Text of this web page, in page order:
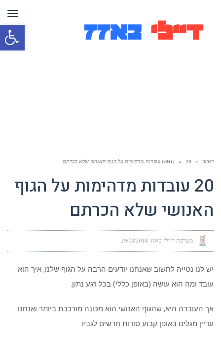
ראשי »
OMG » 20 עובדות מדהימות על הגוף האנושי שלא הכרתם
20 עובדות מדהימות על הגוף
האנושי שלא הכרתם
מערכת דיילי באזז 29/03/2018
יש לנו נטייה לחשוב שאנחנו יודעים הרבה על הגוף שלנו, איך הוא
עובד ומה הוא עושה (באופן כללי) בכל רגע נתון.
אך העובדה היא, שהגוף האנושי הוא מכונה מורכבת ביותר ואנחנו
עדיין מגלים באופן קבוע סודות חדשים לגביו.